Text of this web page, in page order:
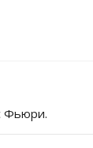
Фьюри.